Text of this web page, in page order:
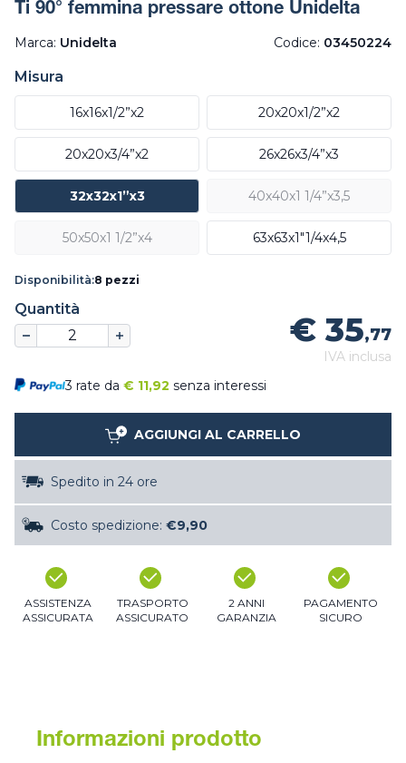
Ti 90° femmina pressare ottone Unidelta
Marca: Unidelta Codice: 03450224
Misura
16x16x1/2”x2 20x20x1/2”x2
20x20x3/4”x2 26x26x3/4”x3
32x32x1”x3 40x40x1 1/4”x3,5
50x50x1 1/2”x4 63x63x1"1/4x4,5
Disponibilità:8 pezzi
Quantità
€ 35,77
IVA inclusa
3 rate da € 11,92 senza interessi
AGGIUNGI AL CARRELLO
Spedito in 24 ore
Costo spedizione: €9,90
ASSISTENZA
ASSICURATA
TRASPORTO
ASSICURATO
2 ANNI
GARANZIA
PAGAMENTO
SICURO
Informazioni prodotto